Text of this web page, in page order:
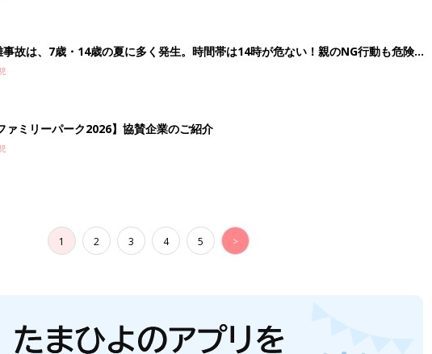
故は、7歳・14歳の夏に多く発生。時間帯は14時が危ない！親のNG行動も危険を
】
ァミリーパーク2026】協賛企業のご紹介
1 2 3 4 5 >